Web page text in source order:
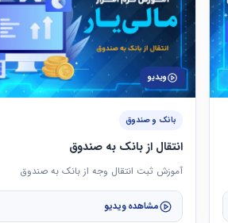
ویدیو
بانک و صندوق
انتقال از بانک به صندوق
آموزش ثبت انتقال وجه از بانک به صندوق
مشاهده ویدیو